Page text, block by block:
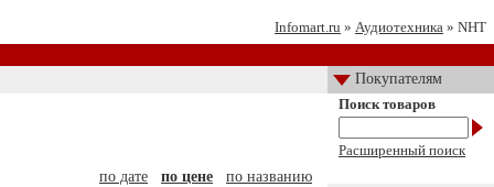
Infomart.ru » Аудиотехника » NHT
Покупателям
по дате по цене
по названию
Поиск товаров
Расширенный поиск